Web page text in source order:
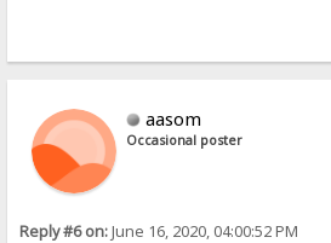
aasom
Occasional poster
Reply #6 on:June 16, 2020, 04:00:52 PM